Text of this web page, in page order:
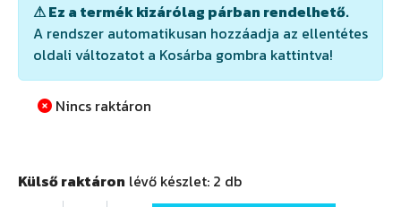
⚠ Ez a termék kizárólag párban rendelhető.
A rendszer automatikusan hozzáadja az ellentétes
oldali változatot a Kosárba gombra kattintva!
Nincs raktáron
Külső raktáron lévő készlet: 2 db